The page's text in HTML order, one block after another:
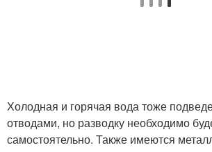
Холодная и горячая вода тоже
отводами, но разводку необходимо
самостоятельно. Также имеются